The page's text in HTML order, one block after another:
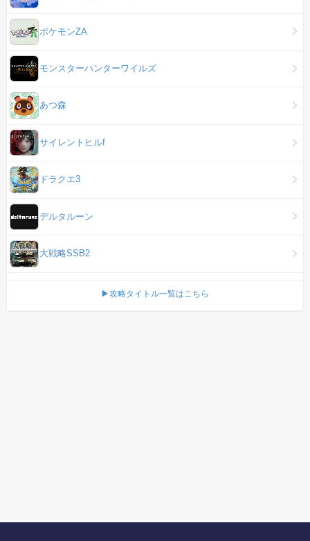
ポケモンZA
モンスターハンターワイルズ
あつ森
サイレントヒルf
ドラクエ3
デルタルーン
大戦略SSB2
▶攻略タイトル一覧はこちら